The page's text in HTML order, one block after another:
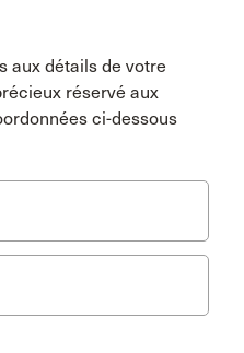
aux détails de votre
réservé aux
ci-dessous